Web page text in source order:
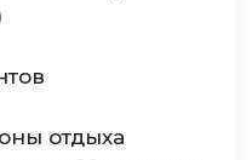
отдыха